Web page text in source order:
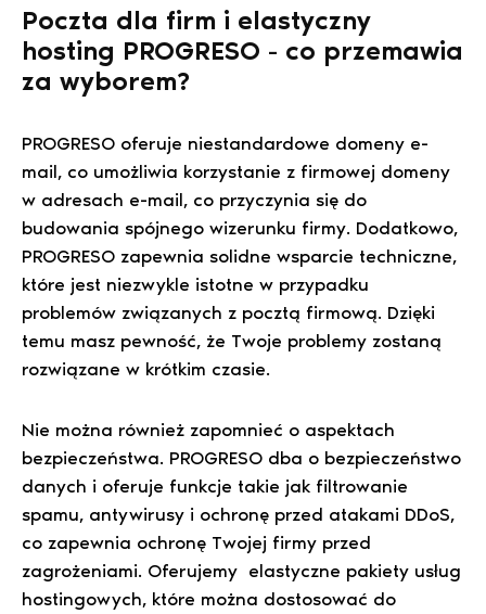
Poczta dla firm i elastyczny
hosting PROGRESO - co przemawia
za wyborem?
PROGRESO oferuje niestandardowe domeny e-
mail, co umożliwia korzystanie z firmowej domeny
w adresach e-mail, co przyczynia się do
budowania spójnego wizerunku firmy. Dodatkowo,
PROGRESO zapewnia solidne wsparcie techniczne,
które jest niezwykle istotne w przypadku
problemów związanych z pocztą firmową. Dzięki
temu masz pewność, że Twoje problemy zostaną
rozwiązane w krótkim czasie.
Nie można również zapomnieć o aspektach
bezpieczeństwa. PROGRESO dba o bezpieczeństwo
danych i oferuje funkcje takie jak filtrowanie
spamu, antywirusy i ochronę przed atakami DDoS,
co zapewnia ochronę Twojej firmy przed
zagrożeniami. Oferujemy elastyczne pakiety usług
hostingowych, które można dostosować do